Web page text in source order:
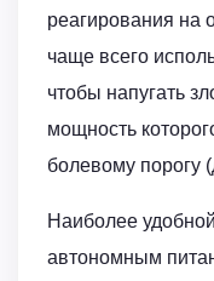
реагирования на
чаще всего
чтобы напугать
мощность
болевому порогу
Наиболее
автономным